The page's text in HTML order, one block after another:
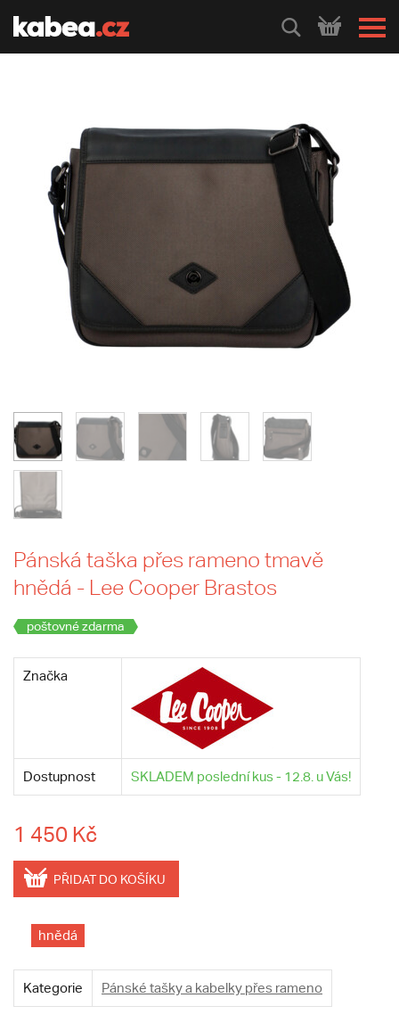
HLEDEJ
Pánská taška přes rameno tmavě
hnědá - Lee Cooper Brastos
poštovné zdarma
Značka
Dostupnost SKLADEM poslední kus - 12.8. u Vás!
1 450 Kč
PŘIDAT DO KOŠÍKU
hnědá
Kategorie Pánské tašky a kabelky přes rameno